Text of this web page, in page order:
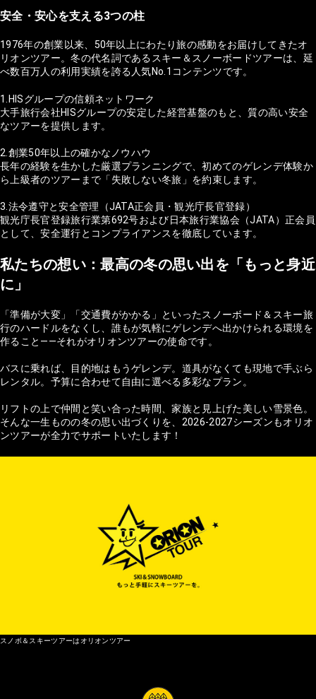
安全・安心を支える3つの柱
1976年の創業以来、50年以上にわたり旅の感動をお届けしてきたオ
リオンツアー。冬の代名詞であるスキー＆スノーボードツアーは、延
べ数百万人の利用実績を誇る人気No.1コンテンツです。
1.HISグループの信頼ネットワーク
大手旅行会社HISグループの安定した経営基盤のもと、質の高い安全
なツアーを提供します。
2.創業50年以上の確かなノウハウ
長年の経験を生かした厳選プランニングで、初めてのゲレンデ体験か
ら上級者のツアーまで「失敗しない冬旅」を約束します。
3.法令遵守と安全管理（JATA正会員・観光庁長官登録）
観光庁長官登録旅行業第692号および日本旅行業協会（JATA）正会員
として、安全運行とコンプライアンスを徹底しています。
私たちの想い：最高の冬の思い出を「もっと身近
に」
「準備が大変」「交通費がかかる」といったスノーボード＆スキー旅
行のハードルをなくし、誰もが気軽にゲレンデへ出かけられる環境を
作ること——それがオリオンツアーの使命です。
バスに乗れば、目的地はもうゲレンデ。道具がなくても現地で手ぶら
レンタル。予算に合わせて自由に選べる多彩なプラン。
リフトの上で仲間と笑い合った時間、家族と見上げた美しい雪景色。
そんな一生ものの冬の思い出づくりを、2026-2027シーズンもオリオ
ンツアーが全力でサポートいたします！
スノボ＆スキーツアーはオリオンツアー